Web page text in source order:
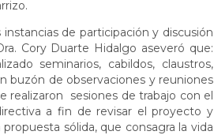
de participación y discusión
Cory Duarte Hidalgo aseveró que:
seminarios, cabildos, claustros,
buzón de observaciones y reuniones
realizaron sesiones de trabajo con el
a fin de revisar el proyecto y
sólida, que consagra la vida